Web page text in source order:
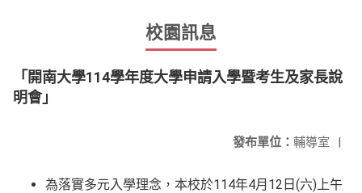
校園訊息
「開南大學114學年度大學申請入學暨考生及家長說
明會」
發布單位： 輔導室 |
為落實多元入學理念，本校於114年4月12日(六)上午